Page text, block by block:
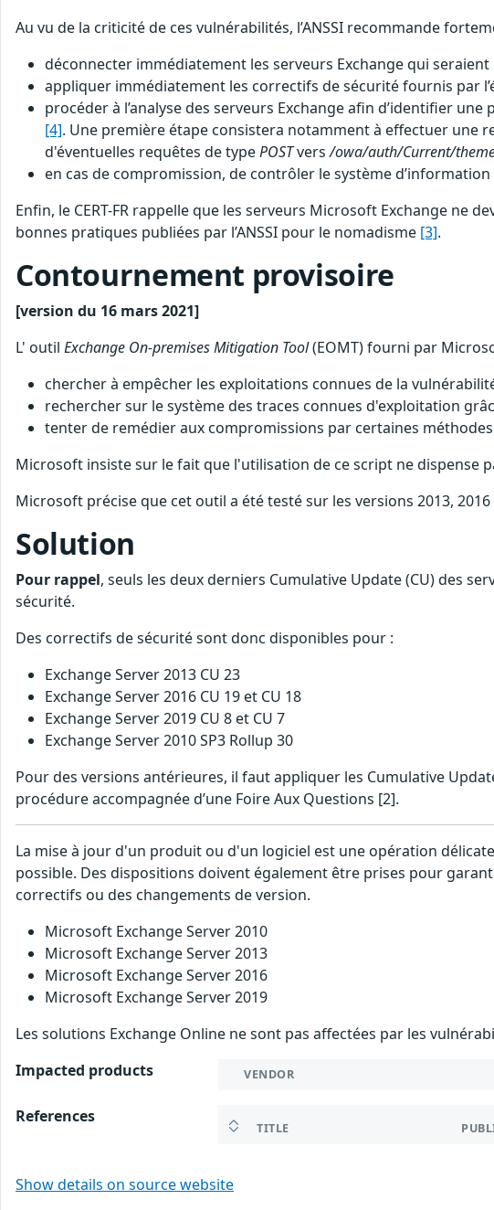
Au vu de la criticité de ces vulnérabilités, l’ANSSI recommande
déconnecter immédiatement les serveurs Exchange qui
appliquer immédiatement les correctifs de sécurité fournis par
procéder à l’analyse des serveurs Exchange afin d’identifier
[4]. Une première étape consistera notamment à effectuer une
d'éventuelles requêtes de typePOSTvers/owa/auth/Current/
en cas de compromission, de contrôler le système
Enfin, le CERT-FR rappelle que les serveurs Microsoft Exchange
bonnes pratiques publiées par l’ANSSI pour le nomadisme [3].
Contournement provisoire
[version du 16 mars 2021]
L' outil Exchange On-premises Mitigation Tool(EOMT) fourni par
chercher à empêcher les exploitations connues de la
rechercher sur le système des traces connues d'exploitation
tenter de remédier aux compromissions par certaines
Microsoft insiste sur le fait que l'utilisation de ce script ne dispense
Microsoft précise que cet outil a été testé sur les versions 2013,
Solution
Pour rappel, seuls les deux derniers Cumulative Update (CU) des
sécurité.
Des correctifs de sécurité sont donc disponibles pour :
Exchange Server 2013 CU 23
Exchange Server 2016 CU 19 et CU 18
Exchange Server 2019 CU 8 et CU 7
Exchange Server 2010 SP3 Rollup 30
Pour des versions antérieures, il faut appliquer les Cumulative
procédure accompagnée d’une Foire Aux Questions [2].
La mise à jour d'un produit ou d'un logiciel est une opération
possible. Des dispositions doivent également être prises pour
correctifs ou des changements de version.
Microsoft Exchange Server 2010
Microsoft Exchange Server 2013
Microsoft Exchange Server 2016
Microsoft Exchange Server 2019
Les solutions Exchange Online ne sont pas affectées par les
Impacted products
VENDOR
References
TITLE
Show details on source website